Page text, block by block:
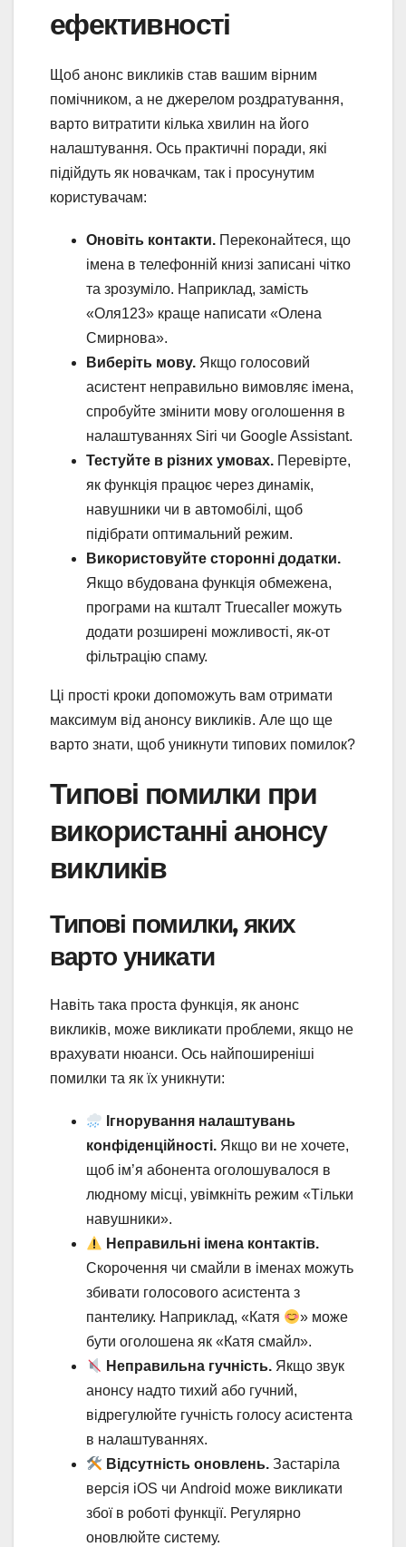
ефективності
Щоб анонс викликів став вашим вірним
помічником, а не джерелом роздратування,
варто витратити кілька хвилин на його
налаштування. Ось практичні поради, які
підійдуть як новачкам, так і просунутим
користувачам:
Оновіть контакти. Переконайтеся, що
імена в телефонній книзі записані чітко
та зрозуміло. Наприклад, замість
«Оля123» краще написати «Олена
Смирнова».
Виберіть мову. Якщо голосовий
асистент неправильно вимовляє імена,
спробуйте змінити мову оголошення в
налаштуваннях Siri чи Google Assistant.
Тестуйте в різних умовах. Перевірте,
як функція працює через динамік,
навушники чи в автомобілі, щоб
підібрати оптимальний режим.
Використовуйте сторонні додатки.
Якщо вбудована функція обмежена,
програми на кшталт Truecaller можуть
додати розширені можливості, як-от
фільтрацію спаму.
Ці прості кроки допоможуть вам отримати
максимум від анонсу викликів. Але що ще
варто знати, щоб уникнути типових помилок?
Типові помилки при
використанні анонсу
викликів
Типові помилки, яких
варто уникати
Навіть така проста функція, як анонс
викликів, може викликати проблеми, якщо не
врахувати нюанси. Ось найпоширеніші
помилки та як їх уникнути:
Ігнорування налаштувань
конфіденційності. Якщо ви не хочете,
щоб ім’я абонента оголошувалося в
людному місці, увімкніть режим «Тільки
навушники».
Неправильні імена контактів.
Скорочення чи смайли в іменах можуть
збивати голосового асистента з
пантелику. Наприклад, «Катя
» може
бути оголошена як «Катя смайл».
Неправильна гучність. Якщо звук
анонсу надто тихий або гучний,
відрегулюйте гучність голосу асистента
в налаштуваннях.
Відсутність оновлень. Застаріла
версія iOS чи Android може викликати
збої в роботі функції. Регулярно
оновлюйте систему.